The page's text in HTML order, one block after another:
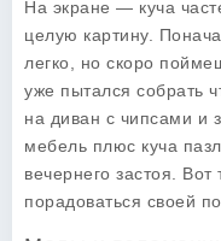
На экране — куча
целую картину.
легко, но скоро
уже пытался собрать
на диван с чипсами и
мебель плюс куча
вечернего застоя.
порадоваться своей